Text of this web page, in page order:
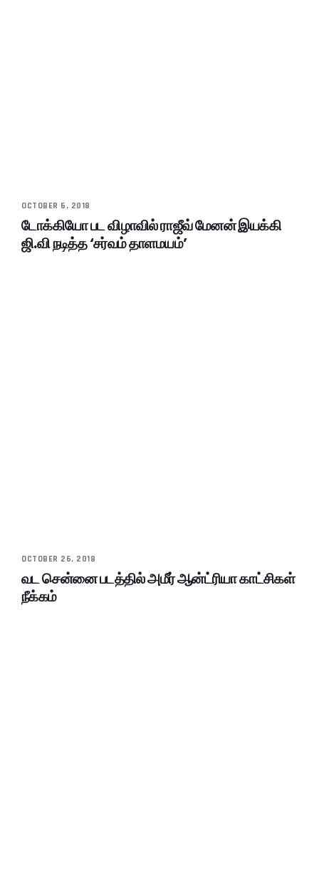
OCTOBER 6, 2018
டோக்கியோ பட விழாவில் ராஜீவ் மேனன் இயக்கி
ஜி.வி நடித்த ‘சர்வம் தாளமயம்’
OCTOBER 26, 2018
வட சென்னை படத்தில் அமீர் ஆன்ட்ரியா காட்சிகள்
நீக்கம்